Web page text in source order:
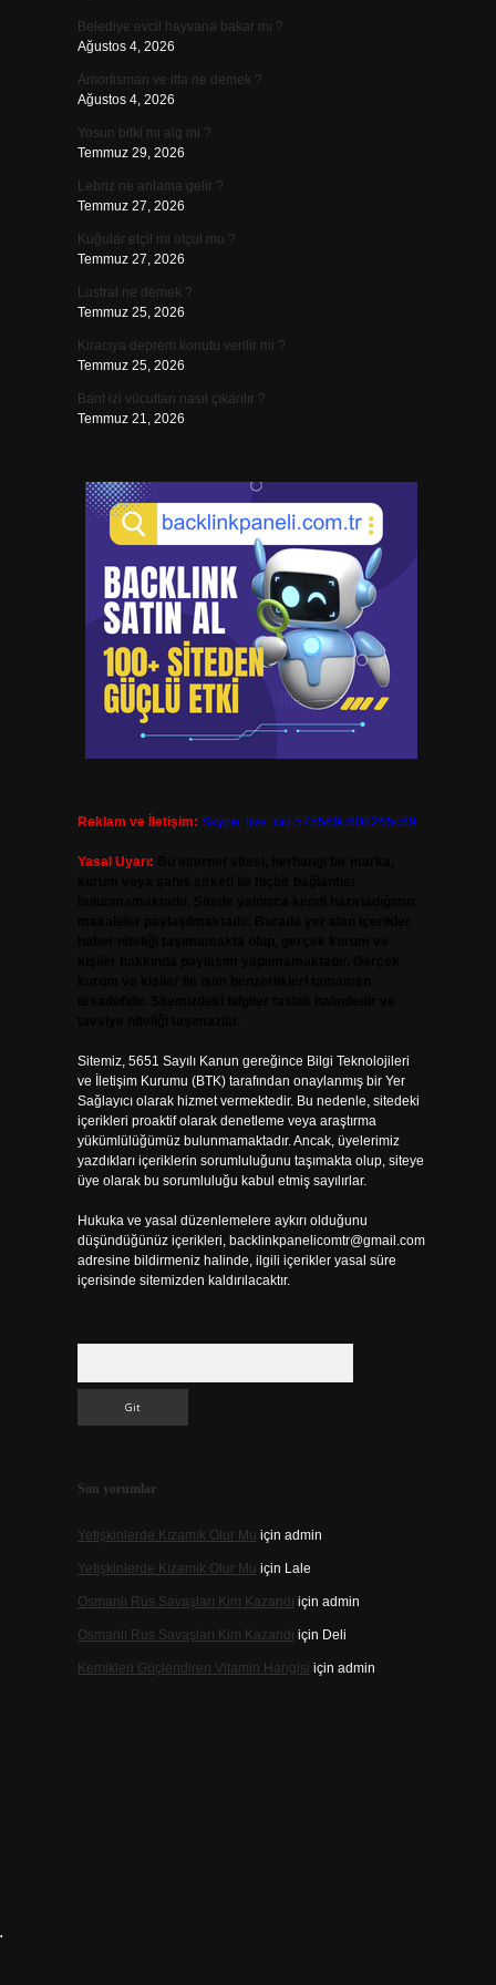
Belediye evcil hayvana bakar mı ?
Ağustos 4, 2026
Amortisman ve itfa ne demek ?
Ağustos 4, 2026
Yosun bitki mi alg mi ?
Temmuz 29, 2026
Lebriz ne anlama gelir ?
Temmuz 27, 2026
Kuğular etçil mi otçul mu ?
Temmuz 27, 2026
Lustral ne demek ?
Temmuz 25, 2026
Kiracıya deprem konutu verilir mi ?
Temmuz 25, 2026
Bant izi vücuttan nasıl çıkarılır ?
Temmuz 21, 2026
Reklam ve İletişim: Skype: live:.cid.575569c608265c69
Yasal Uyarı:
Sitemiz, 5651 Sayılı Kanun gereğince Bilgi Teknolojileri
ve İletişim Kurumu (BTK) tarafından onaylanmış bir Yer
Sağlayıcı olarak hizmet vermektedir. Bu nedenle, sitedeki
içerikleri proaktif olarak denetleme veya araştırma
yükümlülüğümüz bulunmamaktadır. Ancak, üyelerimiz
yazdıkları içeriklerin sorumluluğunu taşımakta olup, siteye
üye olarak bu sorumluluğu kabul etmiş sayılırlar.
Hukuka ve yasal düzenlemelere aykırı olduğunu
düşündüğünüz içerikleri, backlinkpanelicomtr@gmail.com
adresine bildirmeniz halinde, ilgili içerikler yasal süre
içerisinde sitemizden kaldırılacaktır.
Son yorumlar
Yetişkinlerde Kızamık Olur Mu için admin
Yetişkinlerde Kızamık Olur Mu için Lale
Osmanlı Rus Savaşları Kim Kazandı için admin
Osmanlı Rus Savaşları Kim Kazandı için Deli
Kemikleri Güçlendiren Vitamin Hangisi için admin